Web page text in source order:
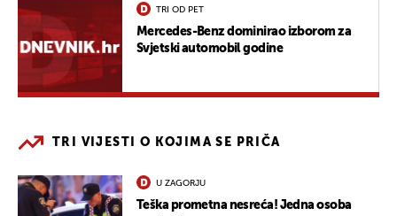
TRI OD PET
Mercedes-Benz dominirao izborom za
Svjetski automobil godine
TRI VIJESTI O KOJIMA SE PRIČA
U ZAGORJU
Teška prometna nesreća! Jedna osoba